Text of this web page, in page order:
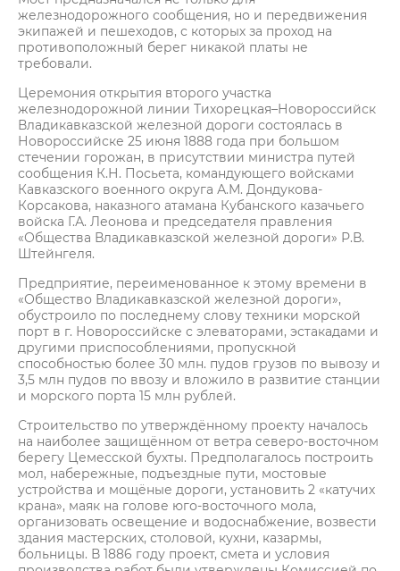
железнодорожного сообщения, но и передвижения
экипажей и пешеходов, с которых за проход на
противоположный берег никакой платы не
требовали.
Церемония открытия второго участка
железнодорожной линии Тихорецкая–Новороссийск
Владикавказской железной дороги состоялась в
Новороссийске 25 июня 1888 года при большом
стечении горожан, в присутствии министра путей
сообщения К.Н. Посьета, командующего войсками
Кавказского военного округа А.М. Дондукова-
Корсакова, наказного атамана Кубанского казачьего
войска Г.А. Леонова и председателя правления
«Общества Владикавказской железной дороги» Р.В.
Штейнгеля.
Предприятие, переименованное к этому времени в
«Общество Владикавказской железной дороги»,
обустроило по последнему слову техники морской
порт в г. Новороссийске с элеваторами, эстакадами и
другими приспособлениями, пропускной
способностью более 30 млн. пудов грузов по вывозу и
3,5 млн пудов по ввозу и вложило в развитие станции
и морского порта 15 млн рублей.
Строительство по утверждённому проекту началось
на наиболее защищённом от ветра северо-восточном
берегу Цемесской бухты. Предполагалось построить
мол, набережные, подъездные пути, мостовые
устройства и мощёные дороги, установить 2 «катучих
крана», маяк на голове юго-восточного мола,
организовать освещение и водоснабжение, возвести
здания мастерских, столовой, кухни, казармы,
больницы. В 1886 году проект, смета и условия